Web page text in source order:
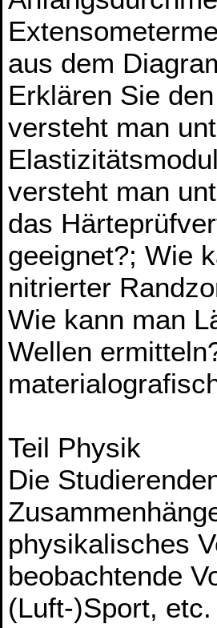
aus dem
Erklären Sie
versteht man
versteht man
das
geeignet?; Wie
nitrierter
Wie kann man
Wellen
Teil Physik
Die
physikalisches
beobachtende
(Luft-)Sport,